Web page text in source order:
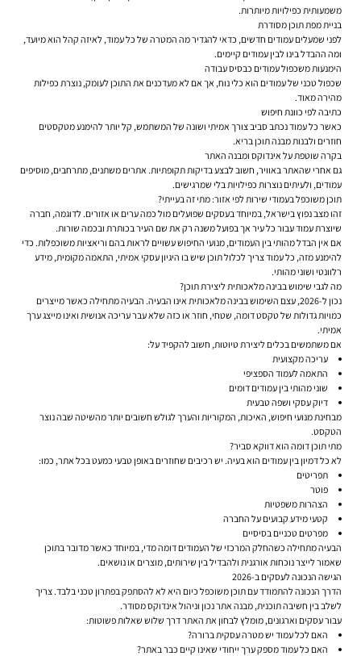
משמעותית כפילויות מיותרות.
בניית מפת תוכן מסודרת
לפני שמעלים עמודים חדשים, כדאי להגדיר מה המטרה של כל עמוד, לאיזה קהל הוא מיועד,
ומה ההבדל בינו לבין עמודים קיימים.
הימנעות משכפול עמודים כבסיס עבודה
שכפול טכני של עמודים הוא כלי נוח, אך אם לא מעדכנים את התוכן לעומק, נוצרת כפילות
מהירה מאוד.
כתיבה לפי כוונת חיפוש
כאשר כל עמוד נכתב סביב צורך אמיתי ושונה של המשתמש, קל יותר להימנע מטקסטים
חוזרים ולבנות מבנה תוכן בריא.
בקרה שוטפת על אינדוקס ומבנה האתר
גם אחרי שהאתר באוויר, חשוב לבצע בדיקות תקופתיות. אתרים משתנים, מתרחבים, מוסיפים
עמודים, ולעיתים נוצרות כפילויות בלי שמרגישים.
תוכן משוכפל בעמודי שירות לפי אזור: מתי זה בעייתי?
זהו מצב נפוץ בישראל, במיוחד בעסקים שפועלים מול כמה ערים או אזורים. לדוגמה, חברה
שיוצרת עמוד עבור כל עיר אך בפועל משנה רק את שם העיר בכותרת ובכמה שורות.
אם אין הבדל מהותי בין העמודים, מנועי החיפוש עשויים לראות בהם וריאציות משוכפלות. כדי
להימנע מזה, כל עמוד צריך לכלול תוכן שיש בו היגיון עסקי אמיתי, התאמה מקומית, מידע
רלוונטי ושוני מהותי.
מה לגבי שימוש בבינה מלאכותית ליצירת תוכן?
נכון ל-2026, עצם השימוש בבינה מלאכותית אינו הבעיה. הבעיה מתחילה כאשר מייצרים
כמויות גדולות של טקסט דומה, שטחי, חוזר או כזה שלא עבר עריכה אנושית ואינו מייצג ערך
אמיתי.
אם משתמשים בכלים ליצירת טיוטות, חשוב להקפיד על:
עריכה מקצועית
התאמה לעמוד הספציפי
שוני מהותי בין עמודים דומים
דיוק עסקי ושפה טבעית
מבחינת מנועי חיפוש, האיכות, המקוריות והערך לגולש חשובים יותר מהשיטה שבה נוצר
הטקסט.
מתי תוכן דומה הוא דווקא סביר?
לא כל דמיון בין עמודים הוא בעיה. יש רכיבים שחוזרים באופן טבעי כמעט בכל אתר, כמו:
תפריטים
פוטר
הצהרות משפטיות
קטעי מידע קבועים על החברה
מפרטים טכניים בסיסיים
הבעיה מתחילה כשהחלק המרכזי של העמודים דומה מדי, במיוחד כאשר מדובר בתוכן
שאמור לייצר נוכחות אורגנית ולהבדיל בין שירותים, מוצרים או נושאים.
הגישה הנכונה לעסקים ב-2026
הדרך הנכונה להתמודד עם תוכן משוכפל כיום היא לא להסתפק בפתרון טכני בלבד. צריך
לשלב בין חשיבה תוכנית, מבנה אתר נכון וניהול אינדוקס מסודר.
עבור עסקים וארגונים, מומלץ לבחון את האתר דרך שלוש שאלות פשוטות:
האם לכל עמוד יש מטרה עסקית ברורה?
האם כל עמוד מספק ערך ייחודי שאינו קיים כבר באתר?